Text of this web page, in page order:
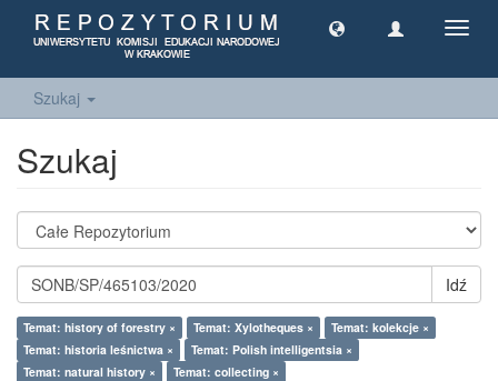
Szukaj
Szukaj
Idź
Temat: history of forestry × Temat: Xylotheques ×
Temat: kolekcje ×
Temat: historia leśnictwa ×
Temat: Polish intelligentsia ×
Temat: natural history ×
Temat: collecting ×